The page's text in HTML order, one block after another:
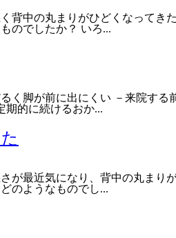
背中の丸まりがひどくなって
のでしたか？ いろ...
く脚が前に出にくい －来院す
期的に続けるおか...
が最近気になり、背中の丸ま
のようなものでし...